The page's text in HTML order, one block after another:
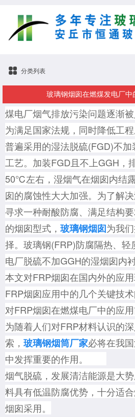
分类列表
玻璃钢烟囱在燃煤发电厂中
煤电厂烟气排放污染问题逐渐被
为满足国家法规，同时降低工
普遍采用的湿法脱硫(FGD)不
工艺。加装FGD且不上GGH，
50℃左右，湿烟气在烟囱内结
囱的腐蚀性大大加强。为了解
寻求一种耐酸防腐、满足结构
的烟囱型式， 玻璃钢烟囱为我
择。玻璃钢(FRP)防腐隔热、
电厂脱硫不加GGH的湿烟囱内衬
本文对FRP烟囱在国内外的应
FRP烟囱应用中的几个关键技
对FRP烟囱在燃煤电厂中的应
为随着人们对FRP材料认识的
索， 玻璃钢烟筒厂家必将在我
中发挥重要的作用。
烟气脱硫，发展清洁能源是大
料具有低温防腐优势，十分适
烟囱采用。